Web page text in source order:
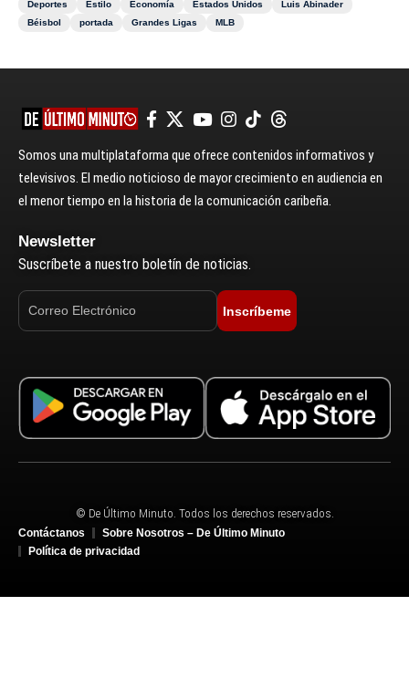
Deportes
Estilo Economía Estados Unidos
Luis Abinader
Béisbol
portada Grandes Ligas MLB
Somos una multiplataforma que ofrece contenidos informativos y
televisivos. El medio noticioso de mayor crecimiento en audiencia en
el menor tiempo en la historia de la comunicación caribeña.
Newsletter
Suscríbete a nuestro boletín de noticias.
Inscríbeme
© De Último Minuto. Todos los derechos reservados.
Contáctanos
Sobre Nosotros – De Último Minuto
Política de privacidad